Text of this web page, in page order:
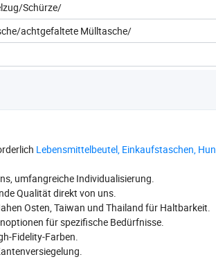
Schürze/
achtgefaltete Mülltasche/
Lebensmittelbeutel, Einkaufstaschen,
umfangreiche Individualisierung.
Qualität direkt von uns.
Osten, Taiwan und Thailand für Haltbarkeit.
für spezifische Bedürfnisse.
Fidelity-Farben.